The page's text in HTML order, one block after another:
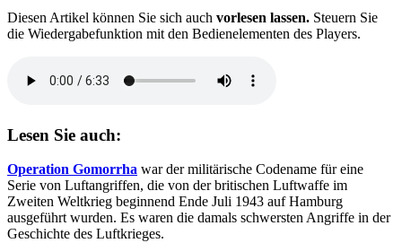
Diesen Artikel können Sie sich auch vorlesen lassen. Steuern Sie
die Wiedergabefunktion mit den Bedienelementen des Players.
Lesen Sie auch:
Operation Gomorrha war der militärische Codename für eine
Serie von Luftangriffen, die von der britischen Luftwaffe im
Zweiten Weltkrieg beginnend Ende Juli 1943 auf Hamburg
ausgeführt wurden. Es waren die damals schwersten Angriffe in der
Geschichte des Luftkrieges.